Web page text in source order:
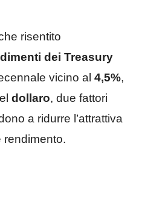
risentito
dei Treasury
vicino al 4,5%,
dollaro, due fattori
a ridurre l’attrattiva
rendimento.